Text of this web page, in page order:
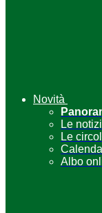
Novità
Le
Le
Albo